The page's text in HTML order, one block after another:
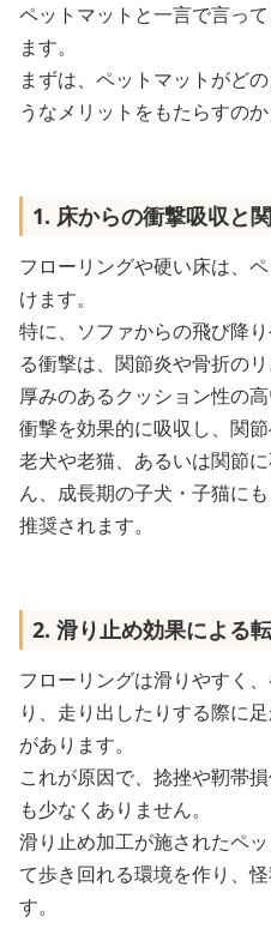
ペットマットと一言で言っ
ます。
まずは、ペットマットがど
うなメリットをもたらすのか
1. 床からの衝撃吸収と
フローリングや硬い床は、
けます。
特に、ソファからの飛び降
る衝撃は、関節炎や骨折のリ
厚みのあるクッション性の
衝撃を効果的に吸収し、関節
老犬や老猫、あるいは関節
ん、成長期の子犬・子猫に
推奨されます。
2. 滑り止め効果による
フローリングは滑りやすく
り、走り出したりする際に
があります。
これが原因で、捻挫や靭帯
も少なくありません。
滑り止め加工が施されたペ
て歩き回れる環境を作り、
す。